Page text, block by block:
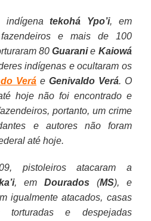
indígenatekohá Ypo’i, em
e mais de 100
80Guaranie Kaiowá
indígenas e ocultaram os
Verá e Genivaldo Verá. O
hoje não foi encontrado e
portanto, um crime
e autores não foram
até hoje.
pistoleiros atacaram a
, em Dourados (MS), e
igualmente atacados, casas
torturadas e despejadas